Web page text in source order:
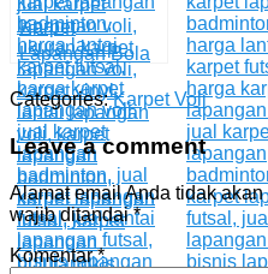
Karpet
Lapangan Bola
Voli Enlio
Categories:Karpet Voli
Leave a comment
Alamat email Anda tidak
wajib ditandai*
Komentar*